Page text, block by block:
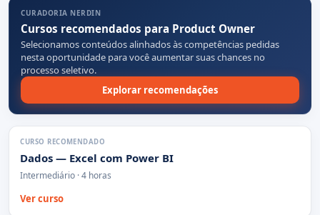
CURADORIA NERDIN
Cursos recomendados para Product Owner
Selecionamos conteúdos alinhados às competências pedidas
nesta oportunidade para você aumentar suas chances no
processo seletivo.
Explorar recomendações
CURSO RECOMENDADO
Dados — Excel com Power BI
Intermediário · 4 horas
Ver curso